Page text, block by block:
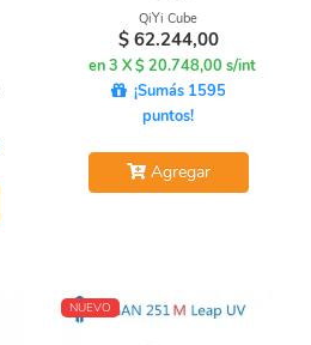
QiYi Cube
$ 62.244,00
en 3 X $ 20.748,00 s/int
¡Sumás 1595
puntos!
Agregar
NUEVO